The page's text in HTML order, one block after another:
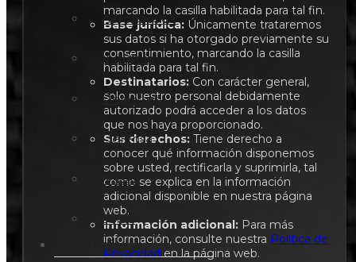
Aeronáutica
Industria
Deportes
Defensa
Naval
Salud
Trabajo
marcando la casilla habilitada para tal fin.
Base jurídica: Únicamente trataremos
sus datos si ha otorgado previamente su
consentimiento, marcando la casilla
habilitada para tal fin.
Destinatarios: Con carácter general,
solo nuestro personal debidamente
autorizado podrá acceder a los datos
que nos haya proporcionado.
Sus derechos: Tiene derecho a
conocer qué información disponemos
sobre usted, rectificarla y suprimirla, tal
como se explica en la información
adicional disponible en nuestra página
web.
Información adicional: Para más
información, consulte nuestra Política de
Privacidaden la página web.